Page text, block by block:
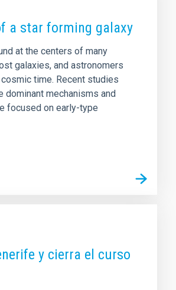
a star forming galaxy
at the centers of many
galaxies, and astronomers
time. Recent studies
mechanisms and
focused on early-type
y cierra el curso